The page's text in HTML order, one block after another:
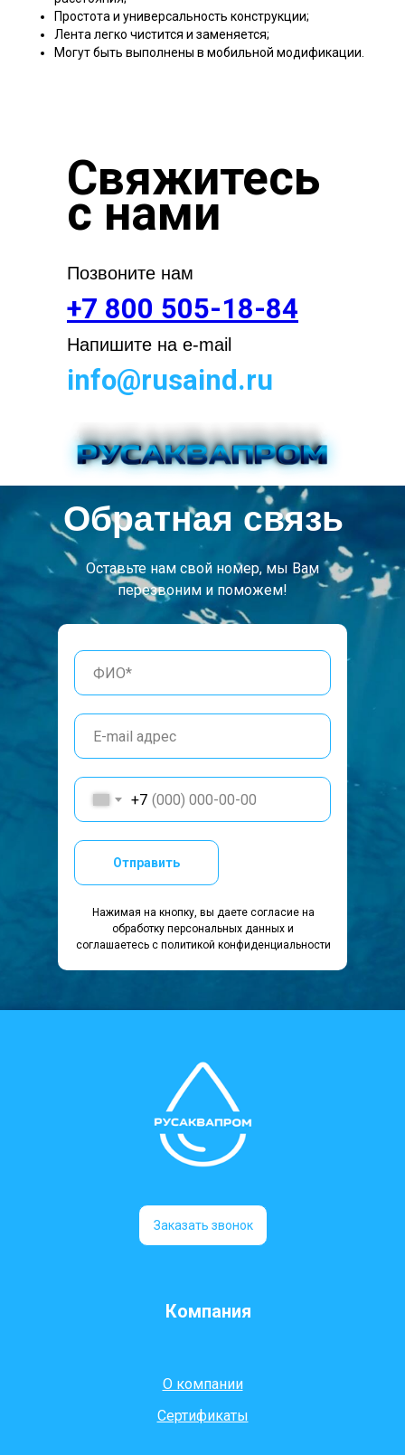
Простота и универсальность конструкции;
Лента легко чистится и заменяется;
Могут быть выполнены в мобильной модификации.
Свяжитесь
с нами
Позвоните нам
+7 800 505-18-84
Напишите на e-mail
info@rusaind.ru
Обратная связь
+7
Отправить
Нажимая на кнопку, вы даете согласие на
обработку персональных данных и
соглашаетесь c политикой конфиденциальности
Оставьте нам свой номер, мы Вам
перезвоним и поможем!
Заказать звонок
Компания
О компании
Сертификаты